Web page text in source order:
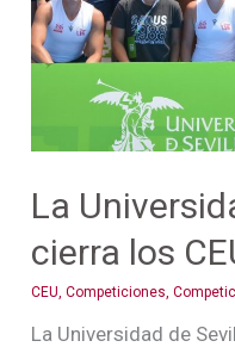
La
cierra los
CEU ,Competiciones ,
La Universidad de
los
CEUS